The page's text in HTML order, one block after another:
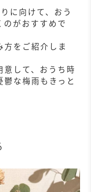
に向けて、おう
がおすすめで
をご紹介しま
して、おうち時
な梅雨もきっと